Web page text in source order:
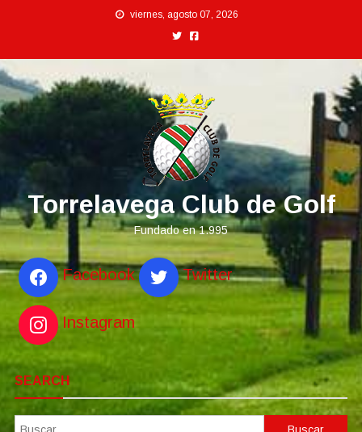
viernes, agosto 07, 2026
Torrelavega Club de Golf
Fundado en 1.995
Facebook Twitter
Instagram
SEARCH
Buscar: